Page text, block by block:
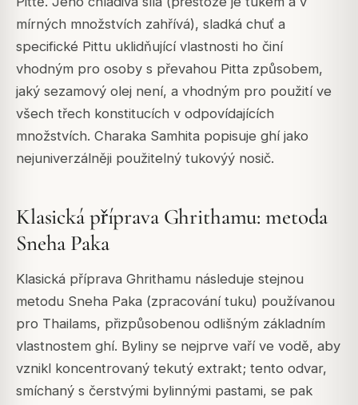
mírných množstvích zahřívá), sladká chuť a
specifické Pittu uklidňující vlastnosti ho činí
vhodným pro osoby s převahou Pitta způsobem,
jaký sezamový olej není, a vhodným pro použití ve
všech třech konstitucích v odpovídajících
množstvích. Charaka Samhita popisuje ghí jako
nejuniverzálněji použitelný tukovýý nosič.
Klasická příprava Ghrithamu: metoda
Sneha Paka
Klasická příprava Ghrithamu následuje stejnou
metodu Sneha Paka (zpracování tuku) používanou
pro Thailams, přizpůsobenou odlišným základním
vlastnostem ghí. Byliny se nejprve vaří ve vodě, aby
vznikl koncentrovaný tekutý extrakt; tento odvar,
smíchaný s čerstvými bylinnými pastami, se pak